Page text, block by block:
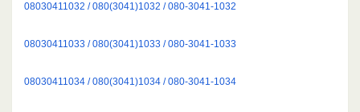
08030411032 / 080(3041)1032 / 080-3041-1032
08030411033 / 080(3041)1033 / 080-3041-1033
08030411034 / 080(3041)1034 / 080-3041-1034